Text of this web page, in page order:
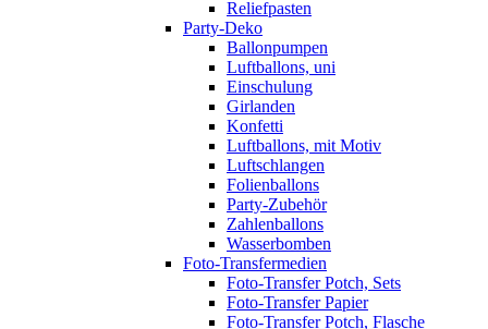
Reliefpasten
Party-Deko
Ballonpumpen
Luftballons, uni
Einschulung
Girlanden
Konfetti
Luftballons, mit Motiv
Luftschlangen
Folienballons
Party-Zubehör
Zahlenballons
Wasserbomben
Foto-Transfermedien
Foto-Transfer Potch, Sets
Foto-Transfer Papier
Foto-Transfer Potch, Flasche